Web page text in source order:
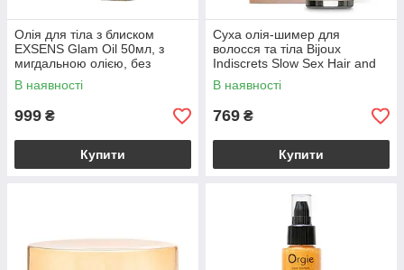
Олія для тіла з блиском
EXSENS Glam Oil 50мл, з
мигдальною олією, без
парабенів і феноксіетанолу
В наявності
999 ₴
Купити
Суха олія-шимер для
волосся та тіла Bijoux
Indiscrets Slow Sex Hair and
skin shimmer dry oil
В наявності
769 ₴
Купити